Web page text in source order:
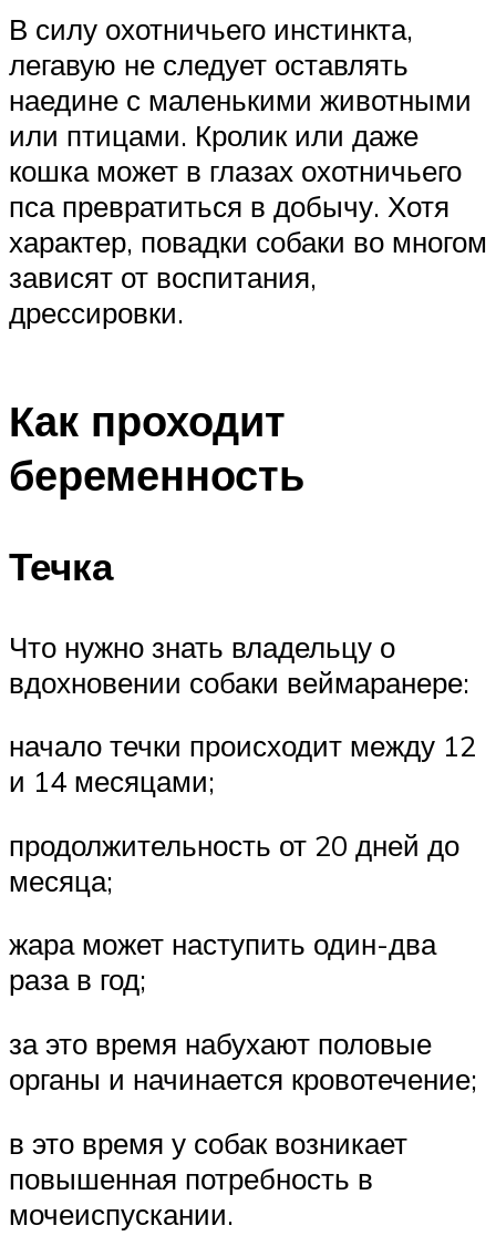
В силу охотничьего инстинкта,
легавую не следует оставлять
наедине с маленькими животными
или птицами. Кролик или даже
кошка может в глазах охотничьего
пса превратиться в добычу. Хотя
характер, повадки собаки во многом
зависят от воспитания,
дрессировки.
Как проходит
беременность
Течка
Что нужно знать владельцу о
вдохновении собаки веймаранере:
начало течки происходит между 12
и 14 месяцами;
продолжительность от 20 дней до
месяца;
жара может наступить один-два
раза в год;
за это время набухают половые
органы и начинается кровотечение;
в это время у собак возникает
повышенная потребность в
мочеиспускании.